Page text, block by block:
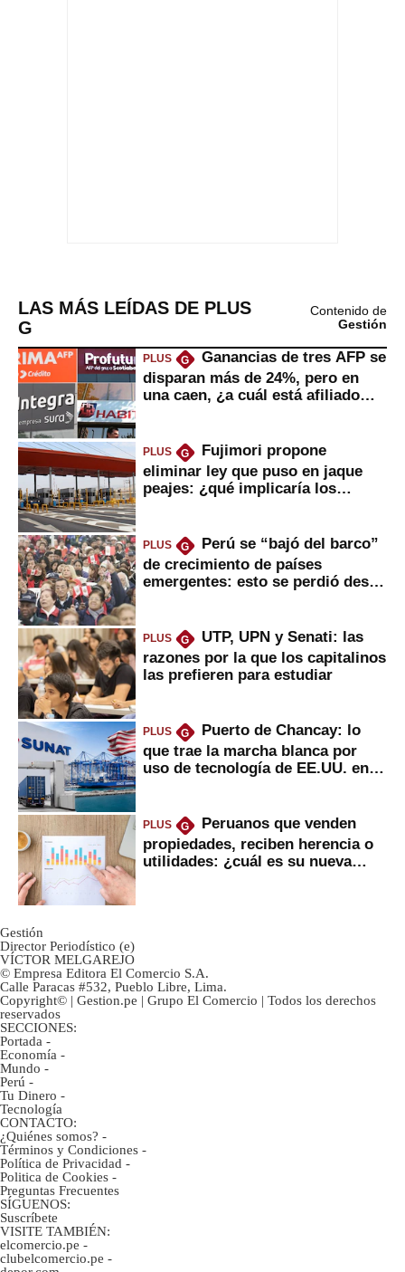
LAS MÁS LEÍDAS DE PLUS
G
Contenido de
Gestión
PLUS G
Ganancias de tres AFP se
disparan más de 24%, pero en
una caen, ¿a cuál está afiliado
PLUS G
Fujimori propone
eliminar ley que puso en jaque
peajes: ¿qué implicaría los
PLUS G
Perú se “bajó del barco”
de crecimiento de países
emergentes: esto se perdió desde
PLUS G
UTP, UPN y Senati: las
razones por la que los capitalinos
las prefieren para estudiar
PLUS G
Puerto de Chancay: lo
que trae la marcha blanca por
uso de tecnología de EE.UU. en
PLUS G
Peruanos que venden
propiedades, reciben herencia o
utilidades: ¿cuál es su nueva
Gestión
Director Periodístico (e)
VÍCTOR MELGAREJO
© Empresa Editora El Comercio S.A.
Calle Paracas #532, Pueblo Libre, Lima.
Copyright© | Gestion.pe | Grupo El Comercio | Todos los derechos
reservados
SECCIONES:
Portada -
Economía -
Mundo -
Perú -
Tu Dinero -
Tecnología
CONTACTO:
¿Quiénes somos? -
Términos y Condiciones -
Política de Privacidad -
Politica de Cookies -
Preguntas Frecuentes
SÍGUENOS:
Suscríbete
VISITE TAMBIÉN:
elcomercio.pe -
clubelcomercio.pe -